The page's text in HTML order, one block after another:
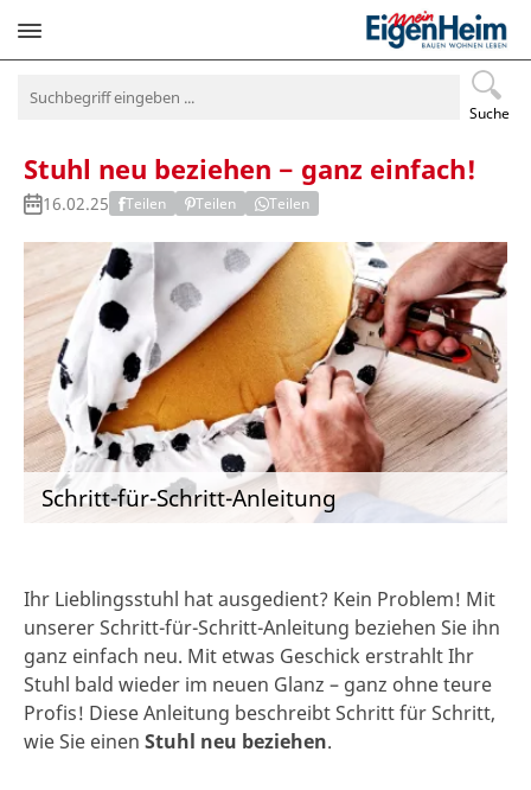
Suche
Navigation
Stuhl neu beziehen − ganz einfach!
16.02.25 Teilen Teilen Teilen
Schritt-für-Schritt-Anleitung
Ihr Lieblingsstuhl hat ausgedient? Kein Problem! Mit
unserer Schritt-für-Schritt-Anleitung beziehen Sie ihn
ganz einfach neu. Mit etwas Geschick erstrahlt Ihr
Stuhl bald wieder im neuen Glanz – ganz ohne teure
Profis! Diese Anleitung beschreibt Schritt für Schritt,
wie Sie einen Stuhl neu beziehen.